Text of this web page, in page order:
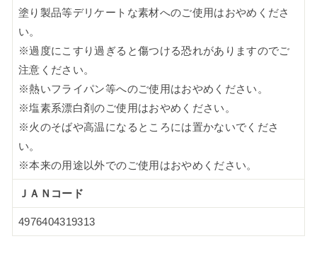
塗り製品等デリケートな素材へのご使用はおやめくださ
い。
※過度にこすり過ぎると傷つける恐れがありますのでご
注意ください。
※熱いフライパン等へのご使用はおやめください。
※塩素系漂白剤のご使用はおやめください。
※火のそばや高温になるところには置かないでくださ
い。
※本来の用途以外でのご使用はおやめください。
ＪＡＮコード
4976404319313